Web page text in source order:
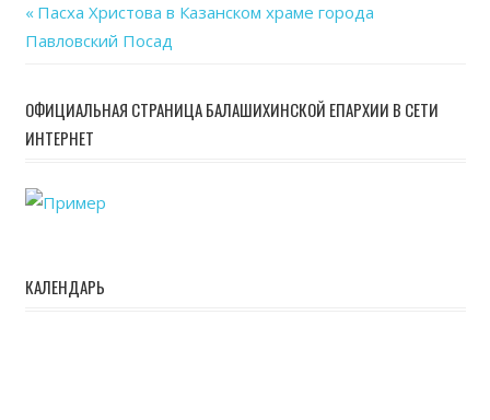
Навигация
записям
Previous
Post:
Пасха Христова в Казанском храме города
Павловский Посад
ОФИЦИАЛЬНАЯ СТРАНИЦА БАЛАШИХИНСКОЙ ЕПАРХИИ В СЕТИ
ИНТЕРНЕТ
КАЛЕНДАРЬ